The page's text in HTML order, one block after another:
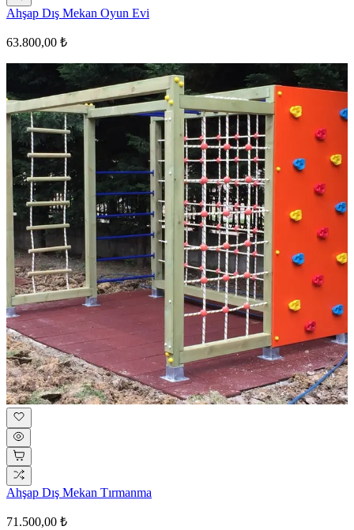
Ahşap Dış Mekan Oyun Evi
63.800,00 ₺
Ahşap Dış Mekan Tırmanma
71.500,00 ₺